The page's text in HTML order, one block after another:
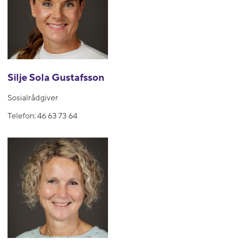
Silje Sola Gustafsson
Sosialrådgiver
Telefon:46 63 73 64